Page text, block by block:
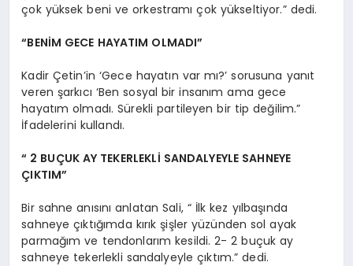
çok yüksek beni ve orkestramı çok yükseltiyor.” dedi.
“BENİM GECE HAYATIM OLMADI”
Kadir Çetin’in ‘Gece hayatın var mı?’ sorusuna yanıt
veren şarkıcı ‘Ben sosyal bir insanım ama gece
hayatım olmadı. Sürekli partileyen bir tip değilim.”
İfadelerini kullandı.
“ 2 BUÇUK AY TEKERLEKLİ SANDALYEYLE SAHNEYE
ÇIKTIM”
Bir sahne anısını anlatan Sali, “ İlk kez yılbaşında
sahneye çıktığımda kırık şişler yüzünden sol ayak
parmağım ve tendonlarım kesildi. 2- 2 buçuk ay
sahneye tekerlekli sandalyeyle çıktım.” dedi.